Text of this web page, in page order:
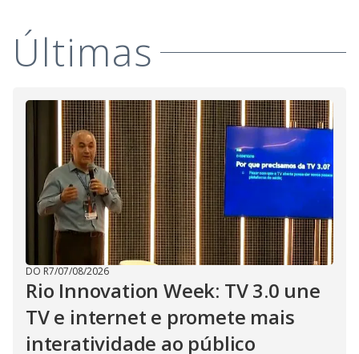
Últimas
DO R7/07/08/2026
Rio Innovation Week: TV 3.0 une
TV e internet e promete mais
interatividade ao público